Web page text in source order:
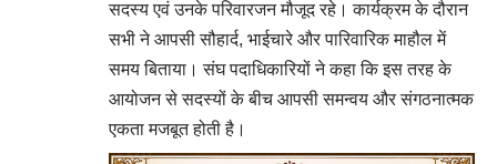
सदस्य एवं उनके परिवारजन मौजूद रहे। कार्यक्रम के दौरान
सभी ने आपसी सौहार्द, भाईचारे और पारिवारिक माहौल में
समय बिताया। संघ पदाधिकारियों ने कहा कि इस तरह के
आयोजन से सदस्यों के बीच आपसी समन्वय और संगठनात्मक
एकता मजबूत होती है।